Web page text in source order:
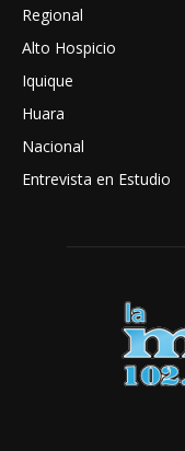
Regional
Alto Hospicio
Iquique
Huara
Nacional
Entrevista en Estudio